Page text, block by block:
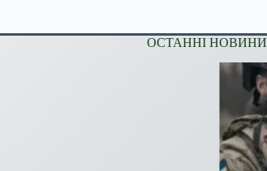
ОСТАННІ НОВИНИ